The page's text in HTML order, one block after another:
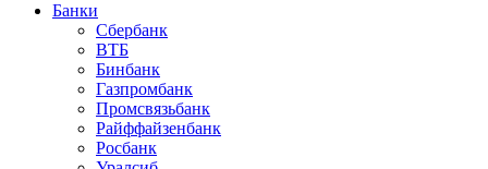
Банки
Сбербанк
ВТБ
Бинбанк
Газпромбанк
Промсвязьбанк
Райффайзенбанк
Росбанк